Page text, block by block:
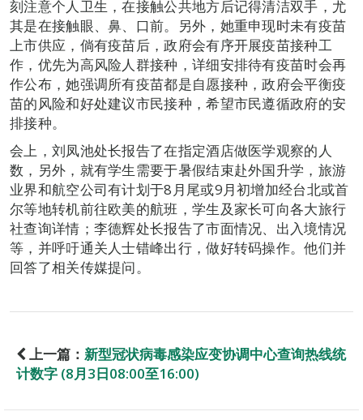
刻注意个人卫生，在接触公共地方后记得清洁双手，尤
其是在接触眼、鼻、口前。另外，她重申现时未有疫苗
上市供应，倘有疫苗后，政府会有序开展疫苗接种工
作，优先为高风险人群接种，详细安排待有疫苗时会再
作公布，她强调所有疫苗都是自愿接种，政府会平衡疫
苗的风险和好处建议市民接种，希望市民遵循政府的安
排接种。
会上，刘凤池处长报告了在指定酒店做医学观察的人
数，另外，就有学生需要于暑假结束赴外国升学，旅游
业界和航空公司有计划于8月尾或9月初增加经台北或首
尔等地转机前往欧美的航班，学生及家长可向各大旅行
社查询详情；李德辉处长报告了市面情况、出入境情况
等，并呼吁通关人士错峰出行，做好转码操作。他们并
回答了相关传媒提问。
上一篇： 新型冠状病毒感染应变协调中心查询热线统
计数字 (8月3日08:00至16:00)